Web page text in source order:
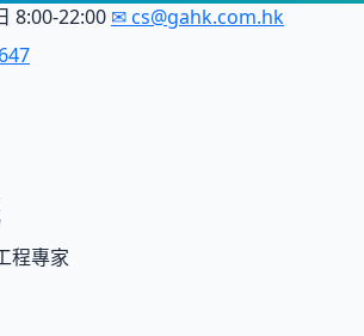
8:00-22:00 ✉cs@gahk.com.hk
程專家